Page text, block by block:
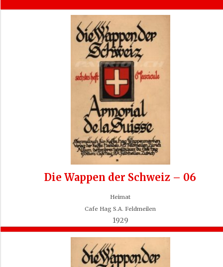
Die Wappen der Schweiz – 06
Heimat
Cafe Hag S.A. Feldmeilen
1929